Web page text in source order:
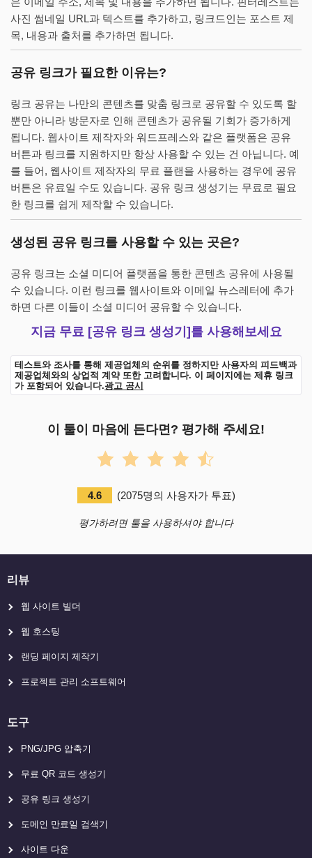
사진 썸네일 URL과 텍스트를 추가하고, 링크드인는 포스트 제
목, 내용과 출처를 추가하면 됩니다.
공유 링크가 필요한 이유는?
링크 공유는 나만의 콘텐츠를 맞춤 링크로 공유할 수 있도록 할
뿐만 아니라 방문자로 인해 콘텐츠가 공유될 기회가 증가하게
됩니다. 웹사이트 제작자와 워드프레스와 같은 플랫폼은 공유
버튼과 링크를 지원하지만 항상 사용할 수 있는 건 아닙니다. 예
를 들어, 웹사이트 제작자의 무료 플랜을 사용하는 경우에 공유
버튼은 유료일 수도 있습니다. 공유 링크 생성기는 무료로 필요
한 링크를 쉽게 제작할 수 있습니다.
생성된 공유 링크를 사용할 수 있는 곳은?
공유 링크는 소셜 미디어 플랫폼을 통한 콘텐츠 공유에 사용될
수 있습니다. 이런 링크를 웹사이트와 이메일 뉴스레터에 추가
하면 다른 이들이 소셜 미디어 공유할 수 있습니다.
지금 무료 [공유 링크 생성기]를 사용해보세요
테스트와 조사를 통해 제공업체의 순위를 정하지만 사용자의 피드백과
제공업체와의 상업적 계약 또한 고려합니다. 이 페이지에는 제휴 링크
가 포함되어 있습니다.광고 공시
이 툴이 마음에 든다면? 평가해 주세요!
4.6 (2075명의 사용자가 투표)
평가하려면 툴을 사용하셔야 합니다
리뷰
웹 사이트 빌더
웹 호스팅
랜딩 페이지 제작기
프로젝트 관리 소프트웨어
도구
PNG/JPG 압축기
무료 QR 코드 생성기
공유 링크 생성기
도메인 만료일 검색기
사이트 다운